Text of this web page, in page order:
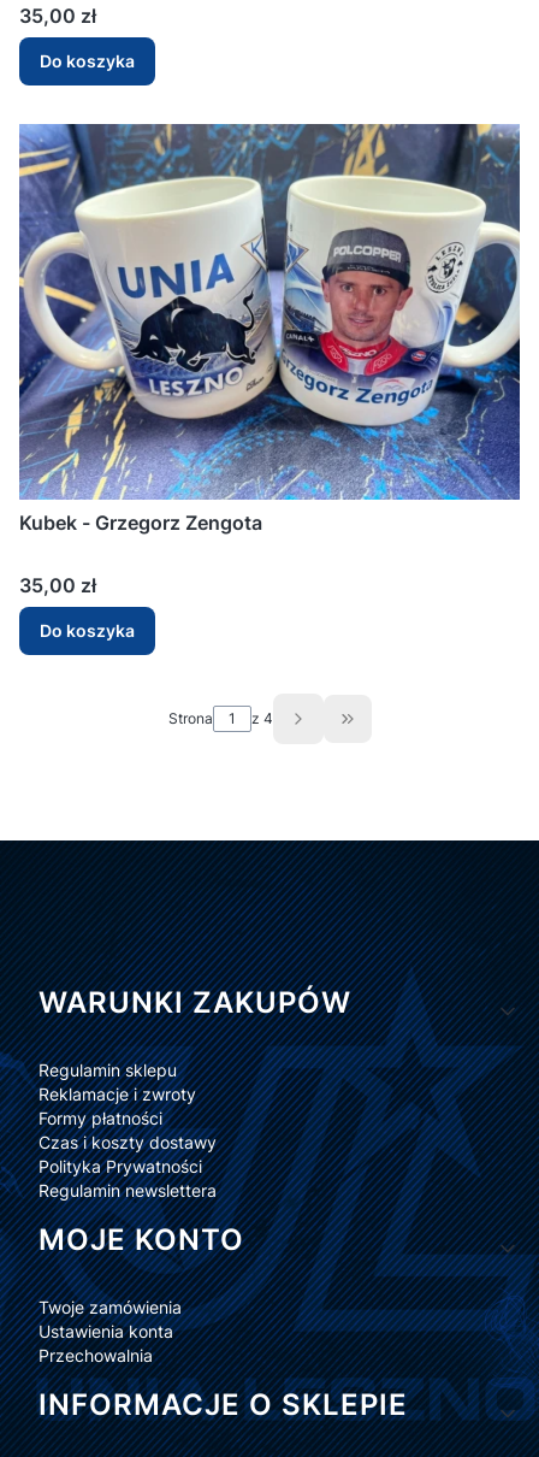
Cena
35,00 zł
Do koszyka
Kubek - Grzegorz Zengota
Cena
35,00 zł
Do koszyka
Strona z 4 Przejdź do ostatniej
Linki w stopce
WARUNKI ZAKUPÓW
Regulamin sklepu
Reklamacje i zwroty
Formy płatności
Czas i koszty dostawy
Polityka Prywatności
Regulamin newslettera
MOJE KONTO
Twoje zamówienia
Ustawienia konta
Przechowalnia
INFORMACJE O SKLEPIE